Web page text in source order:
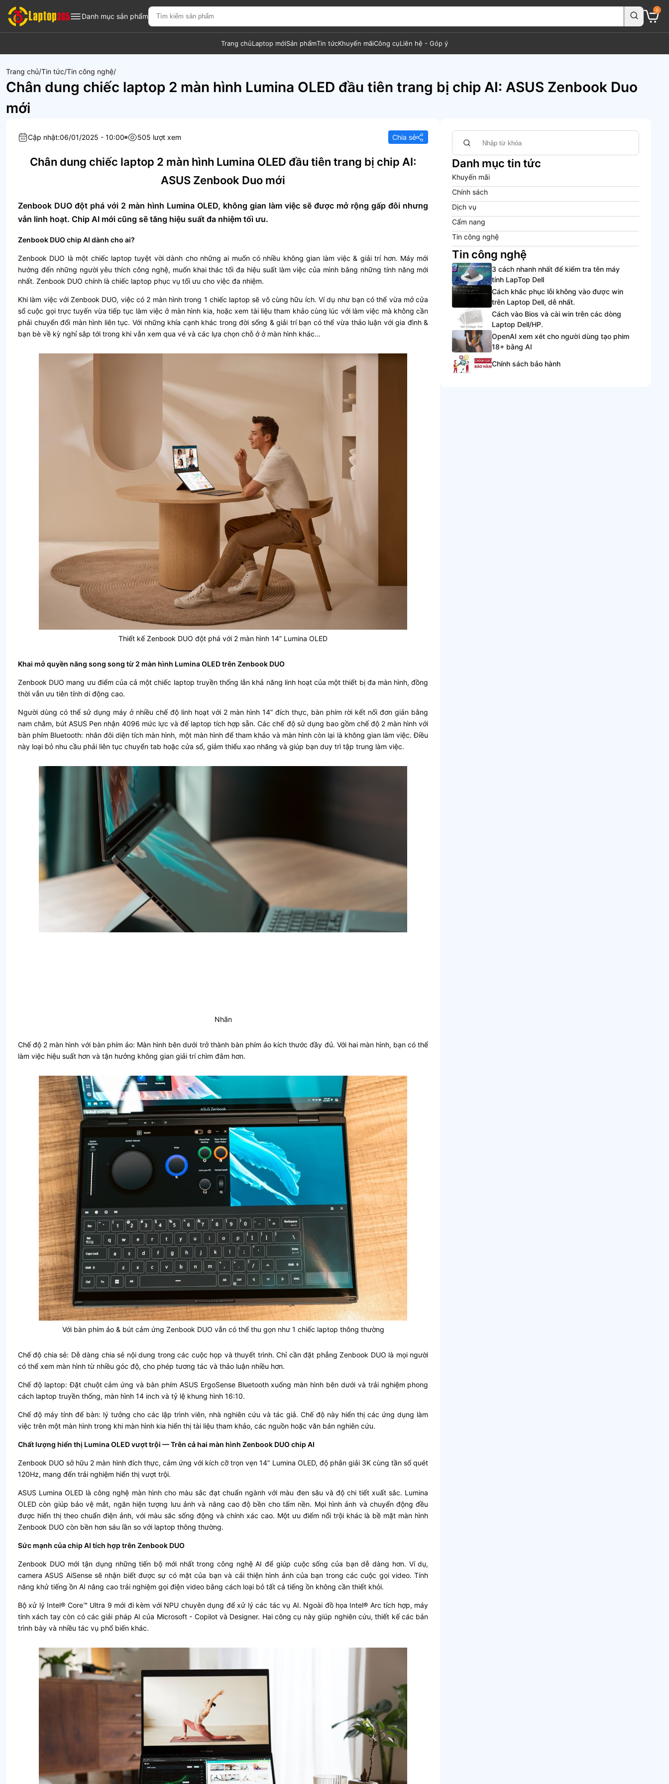
Danh mục sản phẩm
0
Trang chủLaptop mớiSản phẩmTin tứcKhuyến mãiCông cụLiên hệ - Góp ý
Trang chủ Tin tức Tin công nghệ
Chân dung chiếc laptop 2 màn hình Lumina OLED đầu tiên trang bị chip AI: ASUS Zenbook Duo
mới
Cập nhật:06/01/2025 - 10:00 505 lượt xem Chia sẻ
Chân dung chiếc laptop 2 màn hình Lumina OLED đầu tiên trang bị chip AI:
ASUS Zenbook Duo mới
Zenbook DUO đột phá với 2 màn hình Lumina OLED, không gian làm việc sẽ được mở rộng gấp đôi nhưng
vẫn linh hoạt. Chip AI mới cũng sẽ tăng hiệu suất đa nhiệm tối ưu.
Zenbook DUO chip AI dành cho ai?
Zenbook DUO là một chiếc laptop tuyệt vời dành cho những ai muốn có nhiều không gian làm việc & giải trí hơn. Máy mới
hướng đến những người yêu thích công nghệ, muốn khai thác tối đa hiệu suất làm việc của mình bằng những tính năng mới
nhất. Zenbook DUO chính là chiếc laptop phục vụ tối ưu cho việc đa nhiệm.
Khi làm việc với Zenbook DUO, việc có 2 màn hình trong 1 chiếc laptop sẽ vô cùng hữu ích. Ví dụ như bạn có thể vừa mở cửa
sổ cuộc gọi trực tuyến vừa tiếp tục làm việc ở màn hình kia, hoặc xem tài liệu tham khảo cùng lúc với làm việc mà không cần
phải chuyển đổi màn hình liên tục. Với những khía cạnh khác trong đời sống & giải trí bạn có thể vừa thảo luận với gia đình &
bạn bè về kỳ nghỉ sắp tới trong khi vẫn xem qua vé và các lựa chọn chỗ ở ở màn hình khác…
Thiết kế Zenbook DUO đột phá với 2 màn hình 14” Lumina OLED
Khai mở quyền năng song song từ 2 màn hình Lumina OLED trên Zenbook DUO
Zenbook DUO mang ưu điểm của cả một chiếc laptop truyền thống lẫn khả năng linh hoạt của một thiết bị đa màn hình, đồng
thời vẫn ưu tiên tính di động cao.
Người dùng có thể sử dụng máy ở nhiều chế độ linh hoạt với 2 màn hình 14” đích thực, bàn phím rời kết nối đơn giản bằng
nam châm, bút ASUS Pen nhận 4096 mức lực và đế laptop tích hợp sẵn. Các chế độ sử dụng bao gồm chế độ 2 màn hình với
bàn phím Bluetooth: nhân đôi diện tích màn hình, một màn hình để tham khảo và màn hình còn lại là không gian làm việc. Điều
này loại bỏ nhu cầu phải liên tục chuyển tab hoặc cửa sổ, giảm thiểu xao nhãng và giúp bạn duy trì tập trung làm việc.
Nhãn
Chế độ 2 màn hình với bàn phím ảo: Màn hình bên dưới trở thành bàn phím ảo kích thước đầy đủ. Với hai màn hình, bạn có thể
làm việc hiệu suất hơn và tận hưởng không gian giải trí chìm đắm hơn.
Với bàn phím ảo & bút cảm ứng Zenbook DUO vẫn có thể thu gọn như 1 chiếc laptop thông thường
Chế độ chia sẻ: Dễ dàng chia sẻ nội dung trong các cuộc họp và thuyết trình. Chỉ cần đặt phẳng Zenbook DUO là mọi người
có thể xem màn hình từ nhiều góc độ, cho phép tương tác và thảo luận nhiều hơn.
Chế độ laptop: Đặt chuột cảm ứng và bàn phím ASUS ErgoSense Bluetooth xuống màn hình bên dưới và trải nghiệm phong
cách laptop truyền thống, màn hình 14 inch và tỷ lệ khung hình 16:10.
Chế độ máy tính để bàn: lý tưởng cho các lập trình viên, nhà nghiên cứu và tác giả. Chế độ này hiển thị các ứng dụng làm
việc trên một màn hình trong khi màn hình kia hiển thị tài liệu tham khảo, các nguồn hoặc văn bản nghiên cứu.
Chất lượng hiển thị Lumina OLED vượt trội — Trên cả hai màn hình Zenbook DUO chip AI
Zenbook DUO sở hữu 2 màn hình đích thực, cảm ứng với kích cỡ trọn vẹn 14” Lumina OLED, độ phân giải 3K cùng tần số quét
120Hz, mang đến trải nghiệm hiển thị vượt trội.
ASUS Lumina OLED là công nghệ màn hình cho màu sắc đạt chuẩn ngành với màu đen sâu và độ chi tiết xuất sắc. Lumina
OLED còn giúp bảo vệ mắt, ngăn hiện tượng lưu ảnh và nâng cao độ bền cho tấm nền. Mọi hình ảnh và chuyển động đều
được hiển thị theo chuẩn điện ảnh, với màu sắc sống động và chính xác cao. Một ưu điểm nổi trội khác là bề mặt màn hình
Zenbook DUO còn bền hơn sáu lần so với laptop thông thường.
Sức mạnh của chip AI tích hợp trên Zenbook DUO
Zenbook DUO mới tận dụng những tiến bộ mới nhất trong công nghệ AI để giúp cuộc sống của bạn dễ dàng hơn. Ví dụ,
camera ASUS AiSense sẽ nhận biết được sự có mặt của bạn và cải thiện hình ảnh của bạn trong các cuộc gọi video. Tính
năng khử tiếng ồn AI nâng cao trải nghiệm gọi điện video bằng cách loại bỏ tất cả tiếng ồn không cần thiết khỏi.
Bộ xử lý Intel® Core™ Ultra 9 mới đi kèm với NPU chuyên dụng để xử lý các tác vụ AI. Ngoài đồ họa Intel® Arc tích hợp, máy
tính xách tay còn có các giải pháp AI của Microsoft - Copilot và Designer. Hai công cụ này giúp nghiên cứu, thiết kế các bản
trình bày và nhiều tác vụ phổ biến khác.
Danh mục tin tức
Khuyến mãi
Chính sách
Dịch vụ
Cẩm nang
Tin công nghệ
Tin công nghệ
3 cách nhanh nhất để kiểm tra tên máy
tính LapTop Dell
Cách khắc phục lỗi không vào được win
trên Laptop Dell, dễ nhất.
Cách vào Bios và cài win trên các dòng
Laptop Dell/HP.
OpenAI xem xét cho người dùng tạo phim
18+ bằng AI
Chính sách bảo hành